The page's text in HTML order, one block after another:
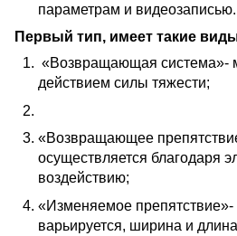
параметрам и видеозаписью.
Первый тип, имеет такие
«Возвращающая система»-
действием силы тяжести;
«Возвращающее
осуществляется благодаря
воздействию;
«Изменяемое
варьируется, ширина и